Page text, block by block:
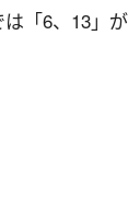
「6、13」